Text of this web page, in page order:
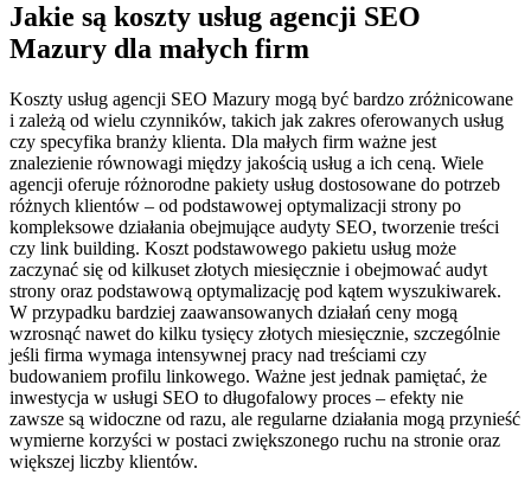
Jakie są koszty usług agencji SEO
Mazury dla małych firm
Koszty usług agencji SEO Mazury mogą być bardzo zróżnicowane
i zależą od wielu czynników, takich jak zakres oferowanych usług
czy specyfika branży klienta. Dla małych firm ważne jest
znalezienie równowagi między jakością usług a ich ceną. Wiele
agencji oferuje różnorodne pakiety usług dostosowane do potrzeb
różnych klientów – od podstawowej optymalizacji strony po
kompleksowe działania obejmujące audyty SEO, tworzenie treści
czy link building. Koszt podstawowego pakietu usług może
zaczynać się od kilkuset złotych miesięcznie i obejmować audyt
strony oraz podstawową optymalizację pod kątem wyszukiwarek.
W przypadku bardziej zaawansowanych działań ceny mogą
wzrosnąć nawet do kilku tysięcy złotych miesięcznie, szczególnie
jeśli firma wymaga intensywnej pracy nad treściami czy
budowaniem profilu linkowego. Ważne jest jednak pamiętać, że
inwestycja w usługi SEO to długofalowy proces – efekty nie
zawsze są widoczne od razu, ale regularne działania mogą przynieść
wymierne korzyści w postaci zwiększonego ruchu na stronie oraz
większej liczby klientów.